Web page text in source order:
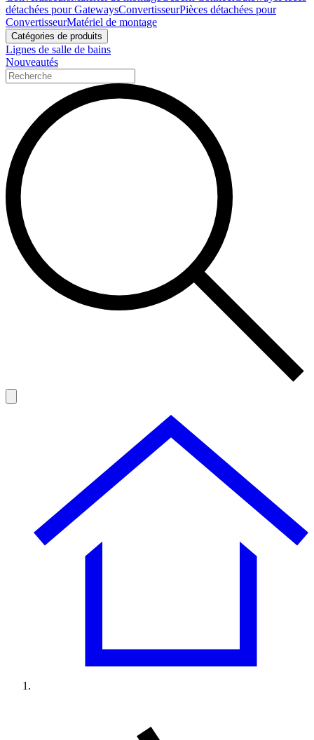
détachées pour GatewaysConvertisseurPièces détachées pour
ConvertisseurMatériel de montage
Catégories de produits
Lignes de salle de bains
Nouveautés